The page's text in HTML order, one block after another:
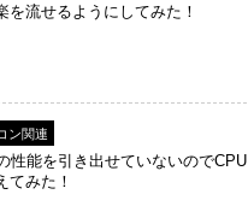
を流せるようにしてみた！
ン関連
性能を引き出せていないので
てみた！